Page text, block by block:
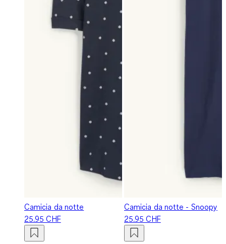
Camicia da notte
25.95 CHF
Camicia da notte - Snoopy
25.95 CHF